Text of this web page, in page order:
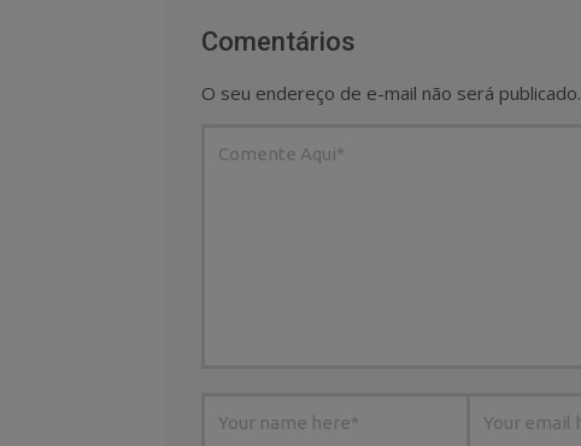
Comentários
O seu endereço de e-mail não será publicado.